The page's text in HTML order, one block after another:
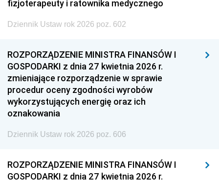
fizjoterapeuty i ratownika medycznego
Dziennik Ustaw rok 2026 poz. 602
ROZPORZĄDZENIE MINISTRA FINANSÓW I
GOSPODARKI z dnia 27 kwietnia 2026 r.
zmieniające rozporządzenie w sprawie
procedur oceny zgodności wyrobów
wykorzystujących energię oraz ich
oznakowania
Dziennik Ustaw rok 2026 poz. 606
ROZPORZĄDZENIE MINISTRA FINANSÓW I
GOSPODARKI z dnia 27 kwietnia 2026 r.